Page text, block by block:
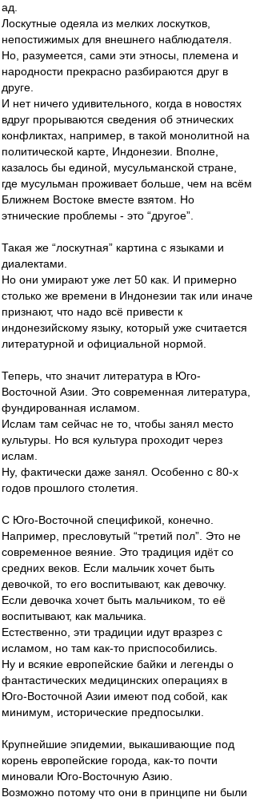
ад.
Лоскутные одеяла из мелких лоскутков,
непостижимых для внешнего наблюдателя.
Но, разумеется, сами эти этносы, племена и
народности прекрасно разбираются друг в
друге.
И нет ничего удивительного, когда в новостях
вдруг прорываются сведения об этнических
конфликтах, например, в такой монолитной на
политической карте, Индонезии. Вполне,
казалось бы единой, мусульманской стране,
где мусульман проживает больше, чем на всём
Ближнем Востоке вместе взятом. Но
этнические проблемы - это “другое”.
Такая же “лоскутная” картина с языками и
диалектами.
Но они умирают уже лет 50 как. И примерно
столько же времени в Индонезии так или иначе
признают, что надо всё привести к
индонезийскому языку, который уже считается
литературной и официальной нормой.
Теперь, что значит литература в Юго-
Восточной Азии. Это современная литература,
фундированная исламом.
Ислам там сейчас не то, чтобы занял место
культуры. Но вся культура проходит через
ислам.
Ну, фактически даже занял. Особенно с 80-х
годов прошлого столетия.
С Юго-Восточной спецификой, конечно.
Например, пресловутый “третий пол”. Это не
современное веяние. Это традиция идёт со
средних веков. Если мальчик хочет быть
девочкой, то его воспитывают, как девочку.
Если девочка хочет быть мальчиком, то её
воспитывают, как мальчика.
Естественно, эти традиции идут вразрез с
исламом, но там как-то приспособились.
Ну и всякие европейские байки и легенды о
фантастических медицинских операциях в
Юго-Восточной Азии имеют под собой, как
минимум, исторические предпосылки.
Крупнейшие эпидемии, выкашивающие под
корень европейские города, как-то почти
миновали Юго-Восточную Азию.
Возможно потому что они в принципе ни были